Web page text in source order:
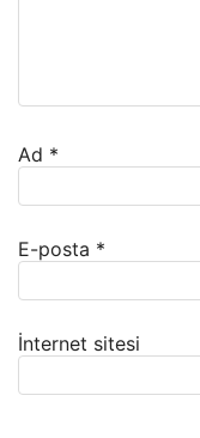
Ad *
E-posta *
İnternet sitesi